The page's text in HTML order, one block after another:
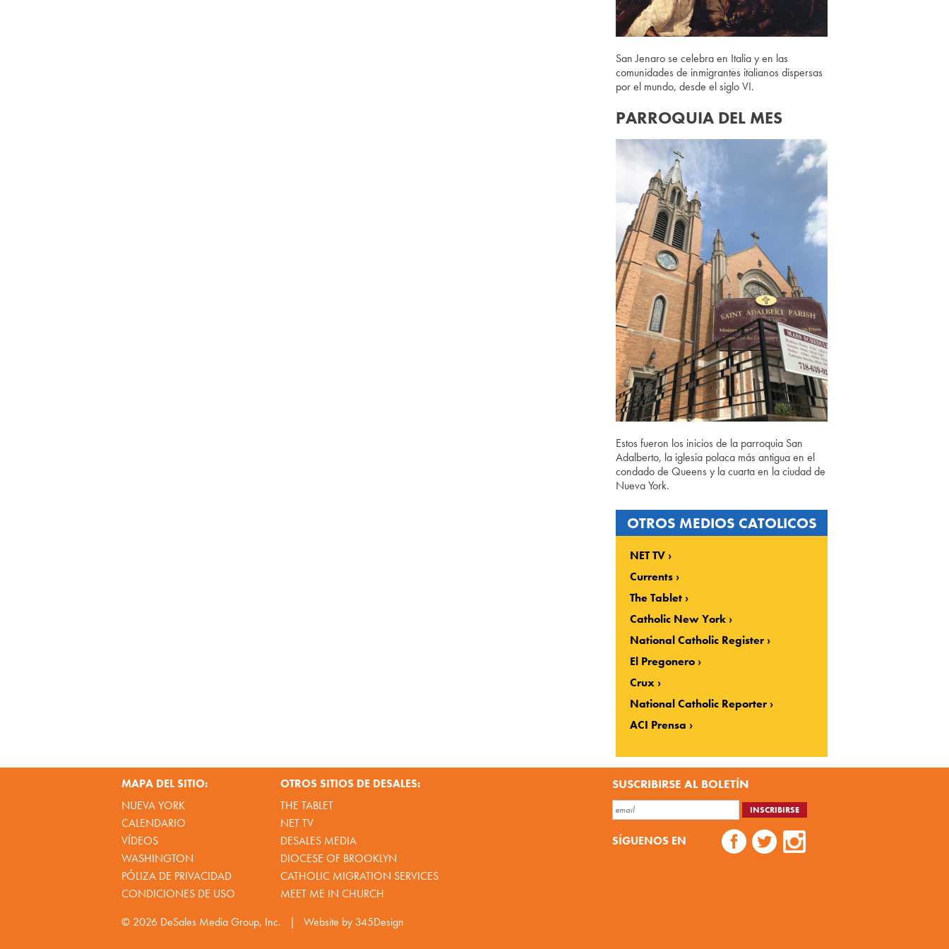
San Jenaro se celebra en Italia y en las
comunidades de inmigrantes italianos dispersas
por el mundo, desde el siglo VI.
PARROQUIA DEL MES
Estos fueron los inicios de la parroquia San
Adalberto, la iglesia polaca más antigua en el
condado de Queens y la cuarta en la ciudad de
Nueva York.
OTROS MEDIOS CATOLICOS
NET TV
Currents
The Tablet
Catholic New York
National Catholic Register
El Pregonero
Crux
National Catholic Reporter
ACI Prensa
MAPA DEL SITIO:
NUEVA YORK
CALENDARIO
VÍDEOS
WASHINGTON
PÓLIZA DE PRIVACIDAD
CONDICIONES DE USO
OTROS SITIOS DE DESALES:
THE TABLET
NET TV
DESALES MEDIA
DIOCESE OF BROOKLYN
CATHOLIC MIGRATION SERVICES
MEET ME IN CHURCH
SUSCRIBIRSE AL BOLETÍN
SÍGUENOS EN
© 2026 DeSales Media Group, Inc. | Website by 345Design